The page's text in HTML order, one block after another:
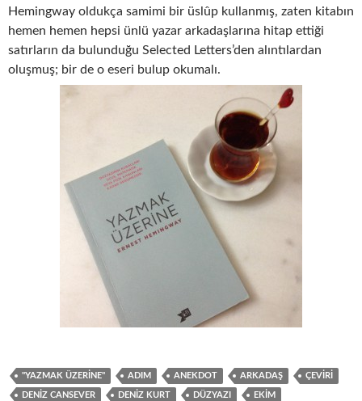
Hemingway oldukça samimi bir üslûp kullanmış, zaten kitabın
hemen hemen hepsi ünlü yazar arkadaşlarına hitap ettiği
satırların da bulunduğu Selected Letters’den alıntılardan
oluşmuş; bir de o eseri bulup okumalı.
"YAZMAK ÜZERINE" ADIM ANEKDOT ARKADAŞ ÇEVIRI
DENIZ CANSEVER DENIZ KURT DÜZYAZI EKIM